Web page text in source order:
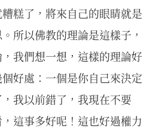
糕了，將來自己的眼睛就是
所以佛教的理論是這樣子，
我們想一想，這樣的理論好
好處：一個是你自己來決定
我以前錯了，我現在不要
這事多好呢！這也好過權力